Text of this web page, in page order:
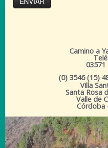
Camino a
03571
(0) 3546 (15)
Villa
Santa Rosa
Valle de
Córdoba